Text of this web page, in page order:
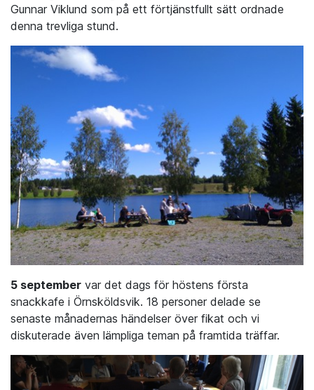
Gunnar Viklund som på ett förtjänstfullt sätt ordnade
denna trevliga stund.
5 september var det dags för höstens första
snackkafe i Örnsköldsvik. 18 personer delade se
senaste månadernas händelser över fikat och vi
diskuterade även lämpliga teman på framtida träffar.